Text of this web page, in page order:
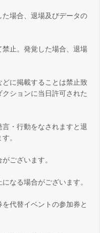
た場合、退場及びデータの
禁止。発覚した場合、退場
どに掲載することは禁止致
ションに当日許可された
言・行動をなされますと退
。
ございます。
なる場合がございます。
代替イベントの参加券と